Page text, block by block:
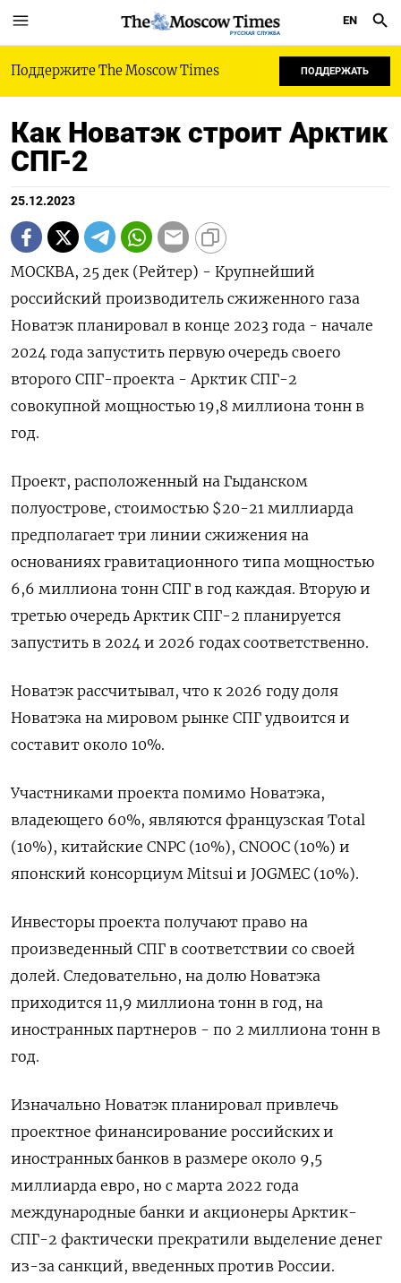
РУССКАЯ СЛУЖБА
EN
Поддержите The Moscow Times ПОДДЕРЖАТЬ
Как Новатэк строит Арктик
СПГ-2
25.12.2023
МОСКВА, 25 дек (Рейтер) - Крупнейший
российский производитель сжиженного газа
Новатэк планировал в конце 2023 года - начале
2024 года запустить первую очередь своего
второго СПГ-проекта - Арктик СПГ-2
совокупной мощностью 19,8 миллиона тонн в
год.
Проект, расположенный на Гыданском
полуострове, стоимостью $20-21 миллиарда
предполагает три линии сжижения на
основаниях гравитационного типа мощностью
6,6 миллиона тонн СПГ в год каждая. Вторую и
третью очередь Арктик СПГ-2 планируется
запустить в 2024 и 2026 годах соответственно.
Новатэк рассчитывал, что к 2026 году доля
Новатэка на мировом рынке СПГ удвоится и
составит около 10%.
Участниками проекта помимо Новатэка,
владеющего 60%, являются французская Total
(10%), китайские CNPC (10%), CNOOC (10%) и
японский консорциум Mitsui и JOGMEC (10%).
Инвесторы проекта получают право на
произведенный СПГ в соответствии со своей
долей. Следовательно, на долю Новатэка
приходится 11,9 миллиона тонн в год, на
иностранных партнеров - по 2 миллиона тонн в
год.
Изначально Новатэк планировал привлечь
проектное финансирование российских и
иностранных банков в размере около 9,5
миллиарда евро, но с марта 2022 года
международные банки и акционеры Арктик-
СПГ-2 фактически прекратили выделение денег
из-за санкций, введенных против России.